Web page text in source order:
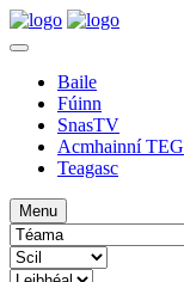
Baile
Fúinn
SnasTV
Acmhainní TEG
Teagasc
Menu